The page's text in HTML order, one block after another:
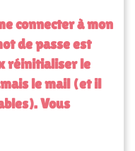
connecter à mon
de passe est
réinitialiser le
le mail (et il
Vous